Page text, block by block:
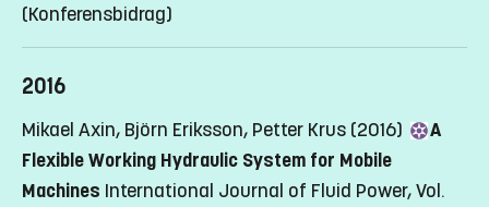
(Konferensbidrag)
2016
Mikael Axin, Björn Eriksson, Petter Krus (2016)
A
Flexible Working Hydraulic System for Mobile
Machines International Journal of Fluid Power, Vol.